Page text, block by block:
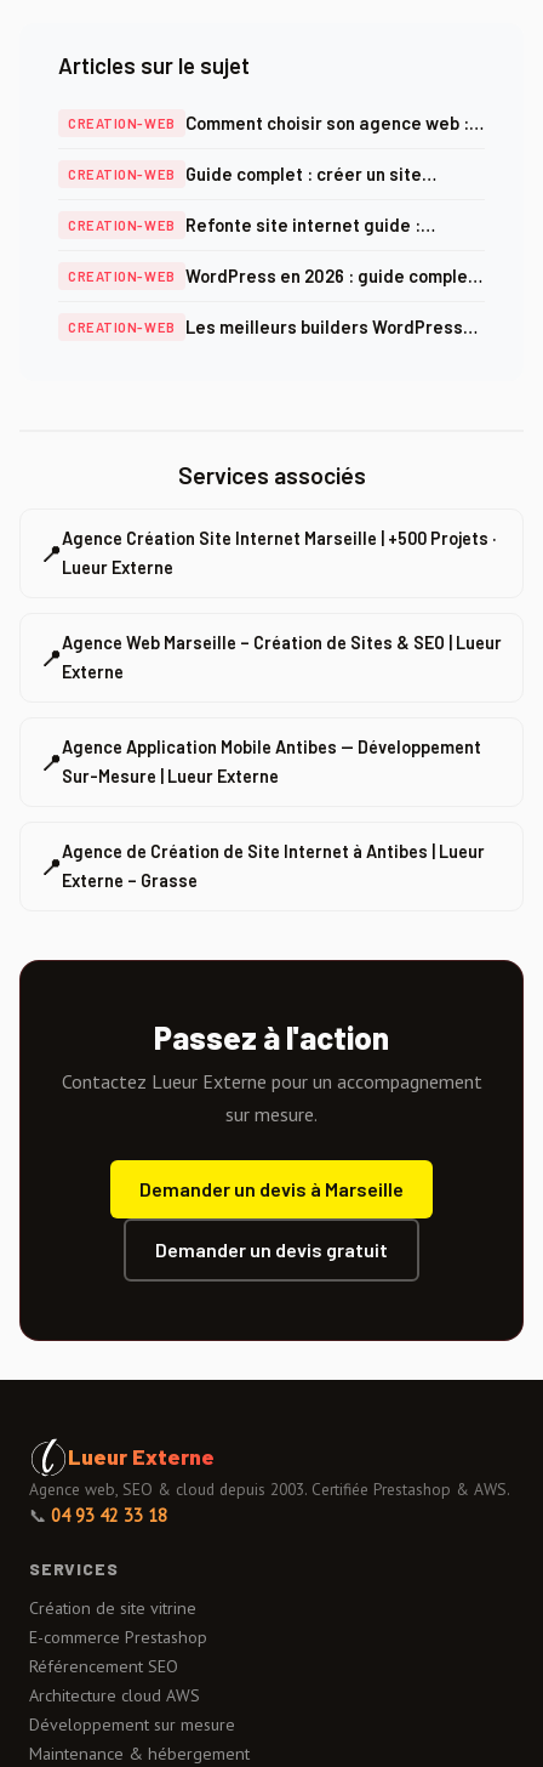
Articles sur le sujet
CREATION-WEB
Comment choisir son agence web :
2025
CREATION-WEB
Guide complet : créer un site
CREATION-WEB
Refonte site internet guide :
SEO 2025
CREATION-WEB
WordPress en 2026 : guide complet
CREATION-WEB
Les meilleurs builders WordPress
Services associés
📍
Agence Création Site Internet Marseille | +500 Projets ·
Lueur Externe
📍
Agence Web Marseille – Création de Sites & SEO | Lueur
Externe
📍
Agence Application Mobile Antibes — Développement
Sur-Mesure | Lueur Externe
📍
Agence de Création de Site Internet à Antibes | Lueur
Externe – Grasse
Passez à l'action
Contactez Lueur Externe pour un accompagnement
sur mesure.
Demander un devis à Marseille
Demander un devis gratuit
Lueur Externe
Agence web, SEO & cloud depuis 2003. Certifiée Prestashop & AWS.
📞 04 93 42 33 18
SERVICES
Création de site vitrine
E-commerce Prestashop
Référencement SEO
Architecture cloud AWS
Développement sur mesure
Maintenance & hébergement